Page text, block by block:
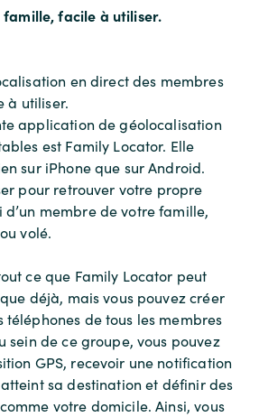
facile à utiliser.
en direct des membres
à utiliser.
application de géolocalisation
est Family Locator. Elle
sur iPhone que sur Android.
pour retrouver votre propre
membre de votre famille,
volé.
ce que Family Locator peut
déjà, mais vous pouvez créer
téléphones de tous les membres
sein de ce groupe, vous pouvez
GPS, recevoir une notification
sa destination et définir des
votre domicile. Ainsi, vous